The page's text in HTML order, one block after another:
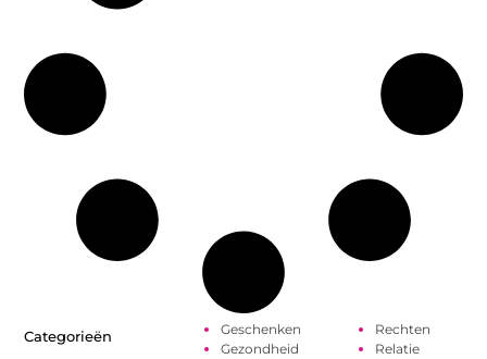
Categorieën
Geschenken
Gezondheid
Rechten
Relatie